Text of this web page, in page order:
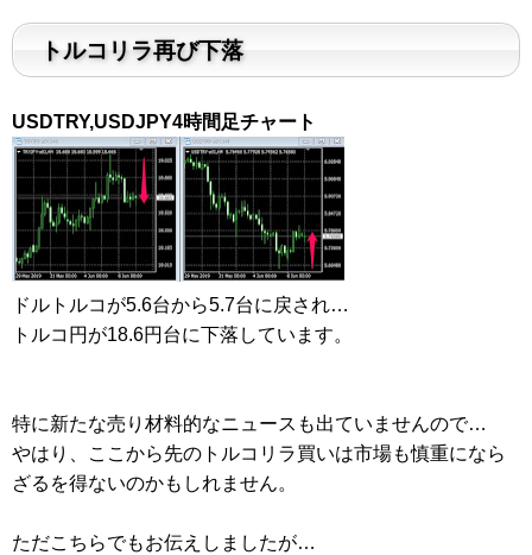
トルコリラ再び下落
USDTRY,USDJPY4時間足チャート
ドルトルコが5.6台から5.7台に戻され…
トルコ円が18.6円台に下落しています。
特に新たな売り材料的なニュースも出ていませんので…
やはり、ここから先のトルコリラ買いは市場も慎重になら
ざるを得ないのかもしれません。
ただこちらでもお伝えしましたが…